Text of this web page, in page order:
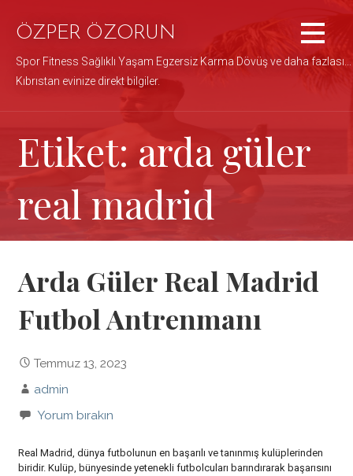
atlaÖZPER ÖZORUN
Spor Fitness Sağlıklı Yaşam Egzersiz Karma Dövüş ve daha fazlası...
Kıbrıstan evinize direkt bilgiler.
Etiket: arda güler
real madrid
Arda Güler Real Madrid
Futbol Antrenmanı
Temmuz 13, 2023
admin
Yorum bırakın
Real Madrid, dünya futbolunun en başarılı ve tanınmış kulüplerinden
biridir. Kulüp, bünyesinde yetenekli futbolcuları barındırarak başarısını